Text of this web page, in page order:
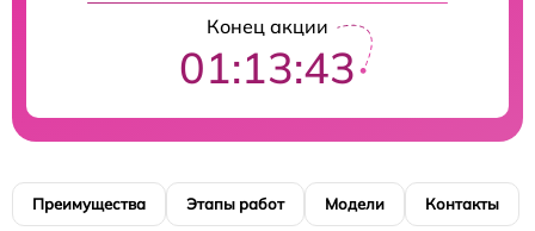
Конец акции
01:13:43
Преимущества Этапы работ Модели Контакты